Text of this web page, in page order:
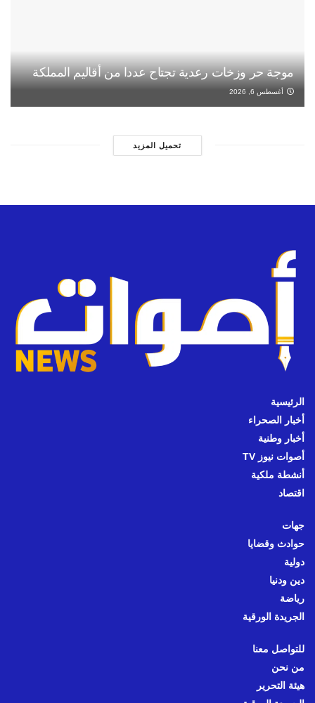
موجة حر وزخات رعدية تجتاح عددا من أقاليم المملكة
أغسطس 6, 2026
تحميل المزيد
الرئيسية
أخبار الصحراء
أخبار وطنية
أصوات نيوز TV
أنشطة ملكية
اقتصاد
جهات
حوادث وقضايا
دولية
دين ودنيا
رياضة
الجريدة الورقية
للتواصل معنا
من نحن
هيئة التحرير